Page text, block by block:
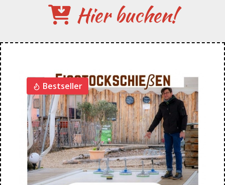
Hier buchen!
Bestseller